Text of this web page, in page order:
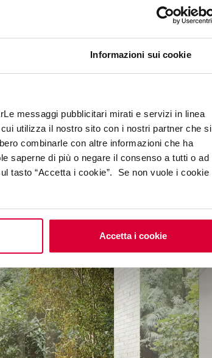
Informazioni sui cookie
messaggi pubblicitari mirati e servizi in linea
utilizza il nostro sito con i nostri partner che si
combinarle con altre informazioni che ha
saperne di più o negare il consenso a tutti o ad
tasto “Accetta i cookie”. Se non vuole i cookie
Accetta i cookie